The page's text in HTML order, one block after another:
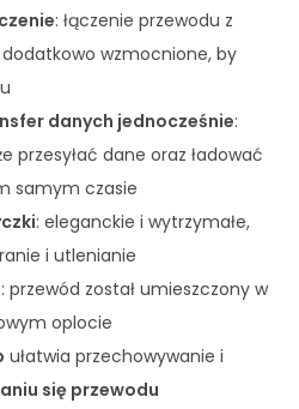
: łączenie przewodu z
wzmocnione, by
danych jednocześnie:
przesyłać dane oraz ładować
samym czasie
: eleganckie i wytrzymałe,
i utlenianie
: przewód został umieszczony w
oplocie
ułatwia przechowywanie i
się przewodu